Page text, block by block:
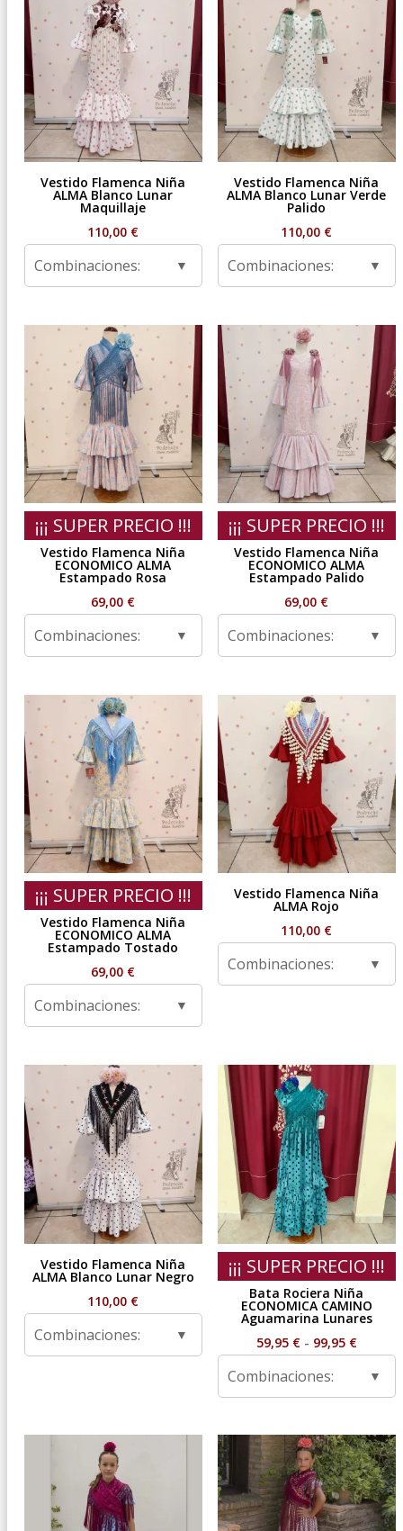
Vestido Flamenca Niña
ALMA Blanco Lunar
Maquillaje
110,00 €
Combinaciones:
Vestido Flamenca Niña
ALMA Blanco Lunar Verde
Palido
110,00 €
Combinaciones:
¡¡¡ SUPER PRECIO !!!
Vestido Flamenca Niña
ECONOMICO ALMA
Estampado Rosa
69,00 €
Combinaciones:
¡¡¡ SUPER PRECIO !!!
Vestido Flamenca Niña
ECONOMICO ALMA
Estampado Palido
69,00 €
Combinaciones:
¡¡¡ SUPER PRECIO !!!
Vestido Flamenca Niña
ECONOMICO ALMA
Estampado Tostado
69,00 €
Combinaciones:
Vestido Flamenca Niña
ALMA Rojo
110,00 €
Combinaciones:
Vestido Flamenca Niña
ALMA Blanco Lunar Negro
110,00 €
Combinaciones:
¡¡¡ SUPER PRECIO !!!
Bata Rociera Niña
ECONOMICA CAMINO
Aguamarina Lunares
59,95 € - 99,95 €Rango
59,95 €
hasta
99,95 €
Combinaciones: